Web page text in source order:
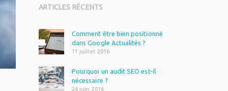
ARTICLES RÉCENTS
Comment être bien positionné
dans Google Actualités ?
11 juillet 2016
Pourquoi un audit SEO est-il
nécessaire ?
24 juin 2016